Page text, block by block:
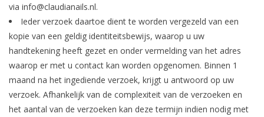
via info@claudianails.nl.
Ieder verzoek daartoe dient te worden vergezeld van een
kopie van een geldig identiteitsbewijs, waarop u uw
handtekening heeft gezet en onder vermelding van het adres
waarop er met u contact kan worden opgenomen. Binnen 1
maand na het ingediende verzoek, krijgt u antwoord op uw
verzoek. Afhankelijk van de complexiteit van de verzoeken en
het aantal van de verzoeken kan deze termijn indien nodig met